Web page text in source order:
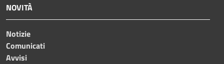
NOVITÀ
Notizie
Comunicati
Avvisi